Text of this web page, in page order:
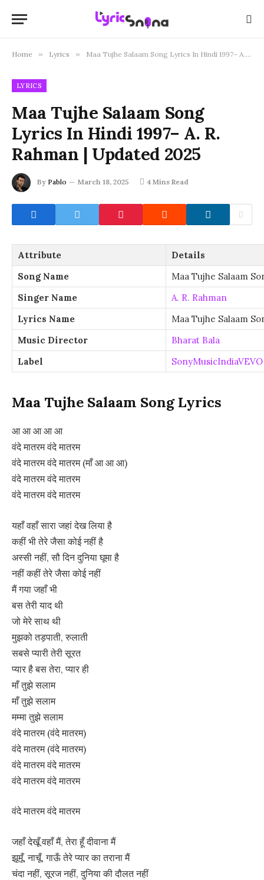
Home » Lyrics » Maa Tujhe Salaam Song Lyrics In Hindi 1997– A. R. Rahman | Updated 2025
LYRICS
Maa Tujhe Salaam Song
Lyrics In Hindi 1997– A. R.
Rahman | Updated 2025
By Pablo March 18, 2025 4 Mins Read
Attribute
Details
Song Name
Maa Tujhe Salaam
Singer Name
A. R. Rahman
Lyrics Name
Maa Tujhe Salaam
Music Director
Bharat Bala
Label
SonyMusicIndiaVEVO
Maa Tujhe Salaam Song Lyrics
आ आ आ आ आ
वंदे मातरम वंदे मातरम
वंदे मातरम वंदे मातरम (माँ आ आ आ)
वंदे मातरम वंदे मातरम
वंदे मातरम वंदे मातरम
यहाँ वहाँ सारा जहां देख लिया है
कहीं भी तेरे जैसा कोई नहीं है
अस्सी नहीं, सौ दिन दुनिया घूमा है
नहीं कहीं तेरे जैसा कोई नहीं
मैं गया जहाँ भी
बस तेरी याद थी
जो मेरे साथ थी
मुझको तड़पाती, रुलाती
सबसे प्यारी तेरी सूरत
प्यार है बस तेरा, प्यार ही
माँ तुझे सलाम
माँ तुझे सलाम
मम्मा तुझे सलाम
वंदे मातरम (वंदे मातरम)
वंदे मातरम (वंदे मातरम)
वंदे मातरम वंदे मातरम
वंदे मातरम वंदे मातरम
वंदे मातरम वंदे मातरम
जहाँ देखूँ वहाँ मैं, तेरा हूँ दीवाना मैं
झूमूँ, नाचूँ, गाऊँ तेरे प्यार का तराना मैं
चंदा नहीं, सूरज नहीं, दुनिया की दौलत नहीं